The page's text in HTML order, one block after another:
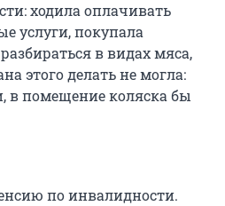
ходила оплачивать
услуги, покупала
в видах мяса,
этого делать не могла:
в помещение коляска бы
по инвалидности.